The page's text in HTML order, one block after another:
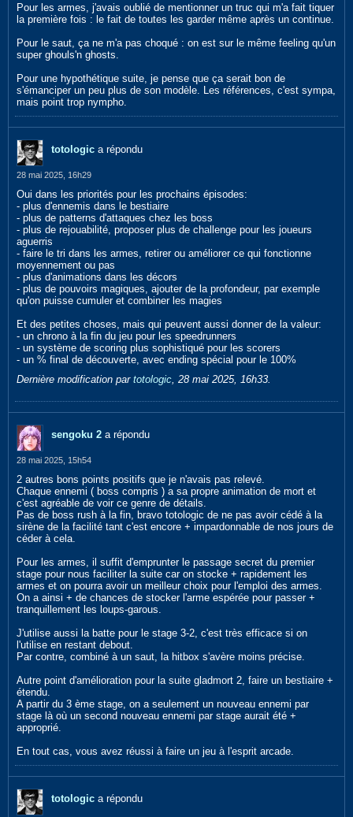
Pour les armes, j'avais oublié de mentionner un truc qui m'a fait tiquer
la première fois : le fait de toutes les garder même après un continue.
Pour le saut, ça ne m'a pas choqué : on est sur le même feeling qu'un
super ghouls'n ghosts.
Pour une hypothétique suite, je pense que ça serait bon de
s'émanciper un peu plus de son modèle. Les références, c'est sympa,
mais point trop nympho.
totologic a répondu
28 mai 2025, 16h29
Oui dans les priorités pour les prochains épisodes:
- plus d'ennemis dans le bestiaire
- plus de patterns d'attaques chez les boss
- plus de rejouabilité, proposer plus de challenge pour les joueurs
aguerris
- faire le tri dans les armes, retirer ou améliorer ce qui fonctionne
moyennement ou pas
- plus d'animations dans les décors
- plus de pouvoirs magiques, ajouter de la profondeur, par exemple
qu'on puisse cumuler et combiner les magies
Et des petites choses, mais qui peuvent aussi donner de la valeur:
- un chrono à la fin du jeu pour les speedrunners
- un système de scoring plus sophistiqué pour les scorers
- un % final de découverte, avec ending spécial pour le 100%
Dernière modification par totologic 28 mai 2025, 16h33
sengoku 2 a répondu
28 mai 2025, 15h54
2 autres bons points positifs que je n'avais pas relevé.
Chaque ennemi ( boss compris ) a sa propre animation de mort et
c'est agréable de voir ce genre de détails.
Pas de boss rush à la fin, bravo totologic de ne pas avoir cédé à la
sirène de la facilité tant c'est encore + impardonnable de nos jours de
céder à cela.
Pour les armes, il suffit d'emprunter le passage secret du premier
stage pour nous faciliter la suite car on stocke + rapidement les
armes et on pourra avoir un meilleur choix pour l'emploi des armes.
On a ainsi + de chances de stocker l'arme espérée pour passer +
tranquillement les loups-garous.
J'utilise aussi la batte pour le stage 3-2, c'est très efficace si on
l'utilise en restant debout.
Par contre, combiné à un saut, la hitbox s'avère moins précise.
Autre point d'amélioration pour la suite gladmort 2, faire un bestiaire +
étendu.
A partir du 3 ème stage, on a seulement un nouveau ennemi par
stage là où un second nouveau ennemi par stage aurait été +
approprié.
En tout cas, vous avez réussi à faire un jeu à l'esprit arcade.
totologic a répondu